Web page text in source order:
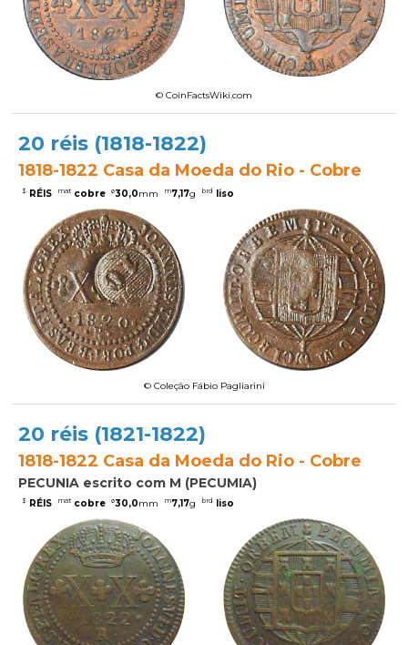
© CoinFactsWiki.com
20 réis (1818-1822)
1818-1822 Casa da Moeda do Rio - Cobre
$ RÉIS mat cobre ø30,0mm m7,17g brd liso
© Coleção Fábio Pagliarini
20 réis (1821-1822)
1818-1822 Casa da Moeda do Rio - Cobre
PECUNIA escrito com M (PECUMIA)
$ RÉIS mat cobre ø30,0mm m7,17g brd liso